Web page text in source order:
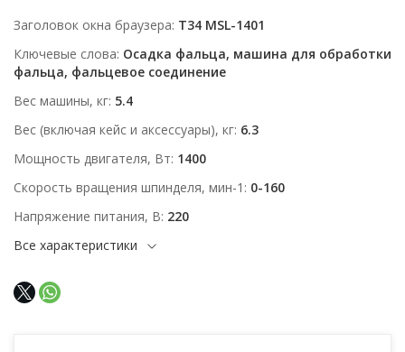
Заголовок окна браузера T34 MSL-1401
Ключевые слова Осадка фальца, машина для обработки
фальца, фальцевое соединение
Вес машины, кг 5.4
Вес (включая кейс и аксессуары), кг 6.3
Мощность двигателя, Вт 1400
Скорость вращения шпинделя, мин-1 0-160
Напряжение питания, В 220
Все характеристики